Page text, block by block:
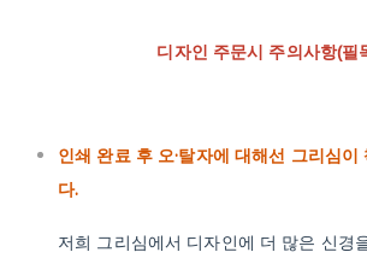
디자인 주문시 주의사항(필
인쇄 완료 후 오·탈자에 대해선 그리심이
다.
저희 그리심에서 디자인에 더 많은 신경